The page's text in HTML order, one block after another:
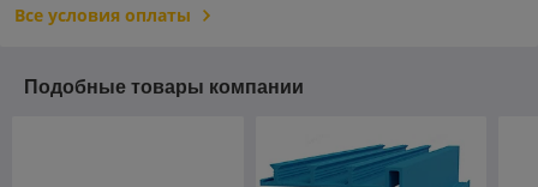
Все условия оплаты
Подобные товары компании